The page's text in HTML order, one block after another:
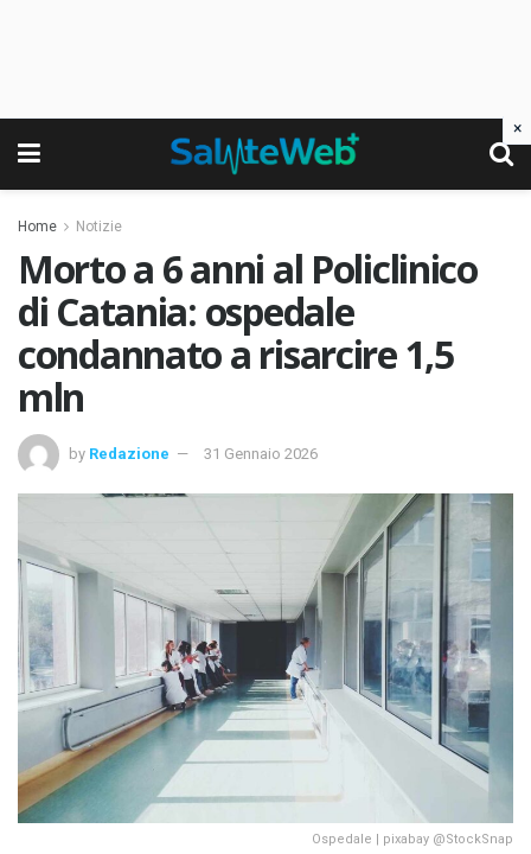
Home Notizie
Morto a 6 anni al Policlinico
di Catania: ospedale
condannato a risarcire 1,5
mln
by Redazione 31 Gennaio 2026
Ospedale | pixabay @StockSnap
×